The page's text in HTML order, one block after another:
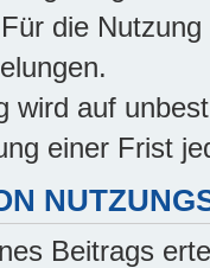
die
wird auf
einer Frist
Beitrags